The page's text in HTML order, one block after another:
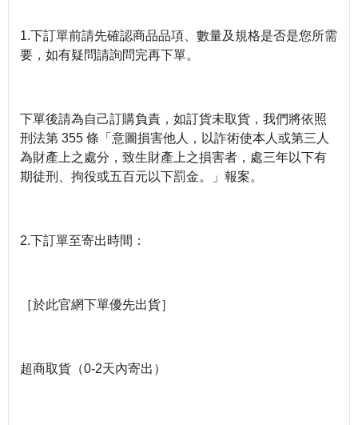
1.下訂單前請先確認商品品項、數量及規格是否是您所需
要，如有疑問請詢問完再下單。
下單後請為自己訂購負責，如訂貨未取貨，我們將依照
刑法第 355 條「意圖損害他人，以詐術使本人或第三人
為財產上之處分，致生財產上之損害者，處三年以下有
期徒刑、拘役或五百元以下罰金。」報案。
2.下訂單至寄出時間：
［於此官網下單優先出貨］
超商取貨（0-2天內寄出）